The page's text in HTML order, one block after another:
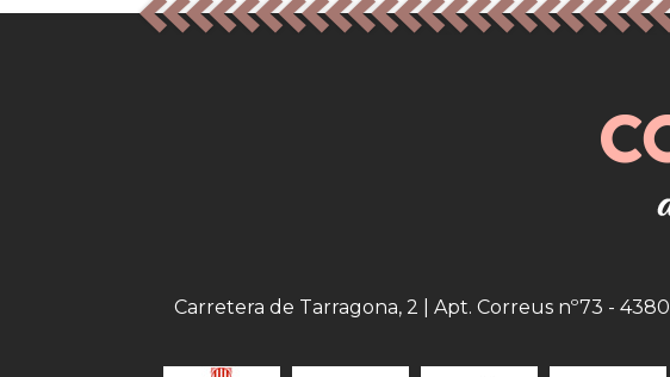
Carretera de Tarragona, 2 | Apt. Correus nº73 -